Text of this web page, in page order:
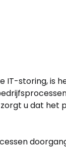
IT-storing, is
u dat het